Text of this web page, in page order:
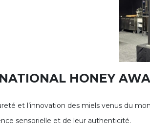
HONEY
et l’innovation des miels venus du
sensorielle et de leur authenticité.